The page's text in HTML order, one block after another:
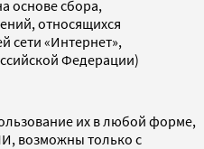
основе сбора,
относящихся
сети «Интернет»,
Федерации)
их в любой форме,
возможны только с